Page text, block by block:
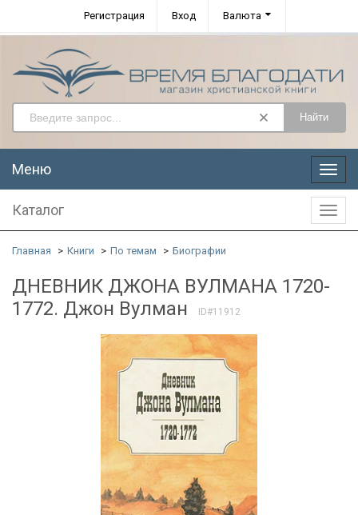
Регистрация Вход Валюта
Найти
Меню
Меню
Каталог
Главная Книги По темам Биографии
ДНЕВНИК ДЖОНА ВУЛМАНА 1720-
1772. Джон Вулман
ID#11912